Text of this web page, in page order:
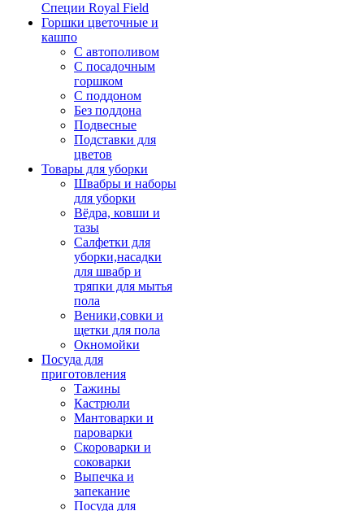
Специи Royal Field
Горшки цветочные и
кашпо
С автополивом
С посадочным
горшком
С поддоном
Без поддона
Подвесные
Подставки для
цветов
Товары для уборки
Швабры и наборы
для уборки
Вёдра, ковши и
тазы
Салфетки для
уборки,насадки
для швабр и
тряпки для мытья
пола
Веники,совки и
щетки для пола
Окномойки
Посуда для
приготовления
Тажины
Кастрюли
Мантоварки и
пароварки
Скороварки и
соковарки
Выпечка и
запекание
Посуда для